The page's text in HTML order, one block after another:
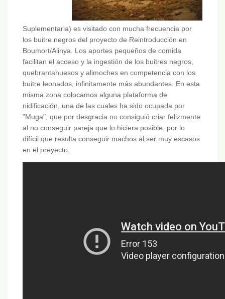
Suplementaria) es visitado con mucha frecuencia por
los buitre negros del proyecto de Reintroducción en
Boumort/Alinya. Los aportes pequeños de comida
facilitan el acceso y la ingestión de los buitres negros,
quebrantahuesos y alimoches en competencia con los
buitre leonados, infinitamente más abundantes. En esta
misma zona colocamos alguna plataforma de
nidificación, una de las cuales ha sido ocupada por
"Muga", que por desgracia no consiguió criar felizmente
al no conseguir pareja que lo hiciera posible, por lo
difícil que resulta conseguir machos al ser muy escasos
en el preyecto.